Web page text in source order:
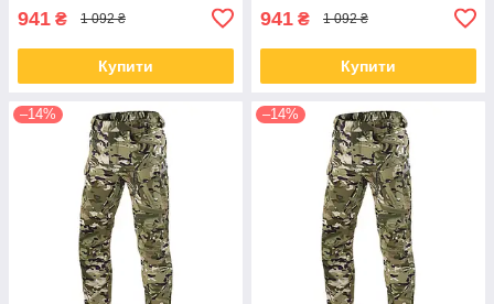
941 ₴ 1 092 ₴
Купити
941 ₴ 1 092 ₴
Купити
–14% –14%